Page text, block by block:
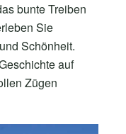
bunte Treiben
Sie
Schönheit.
auf
Zügen